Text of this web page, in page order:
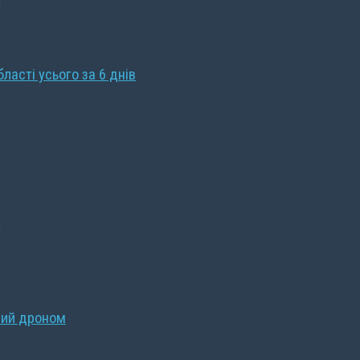
усього за 6 днів
дроном